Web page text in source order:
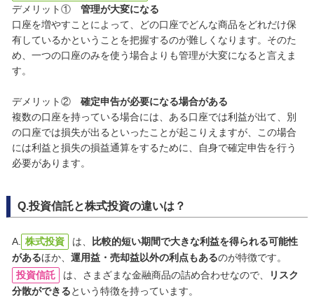
デメリット① 管理が大変になる
口座を増やすことによって、どの口座でどんな商品をどれだけ保
有しているかということを把握するのが難しくなります。そのた
め、一つの口座のみを使う場合よりも管理が大変になると言えま
す。
デメリット② 確定申告が必要になる場合がある
複数の口座を持っている場合には、ある口座では利益が出て、別
の口座では損失が出るといったことが起こりえますが、この場合
には利益と損失の損益通算をするために、自身で確定申告を行う
必要があります。
Q.投資信託と株式投資の違いは？
A. 株式投資 は、
比較的短い期間で大きな利益を得られる可能性
があるほか、 運用益・売却益以外の利点もあるのが特徴です。
投資信託
は、さまざまな金融商品の詰め合わせなので、
リスク
分散ができるという特徴を持っています。